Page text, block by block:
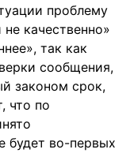
проблему
качественно»
так как
сообщения,
законом срок,
что по
будет во-первых